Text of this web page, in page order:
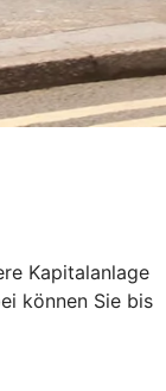
Kapitalanlage
können Sie bis